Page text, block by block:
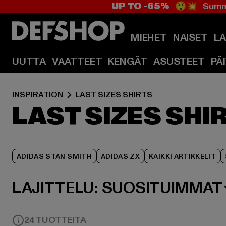
UP TO -65% 😲💥
MIEHET NAISET
UUTTA VAATTEET KENGÄT ASUSTEET
INSPIRATION LAST SIZES SHIRTS
LAST SIZES
ADIDAS STAN SMITH ADIDAS ZX KAIKKI ARTIKKELIT
LAJITTELU: SUOSITUIMMAT
24 TUOTTEITA